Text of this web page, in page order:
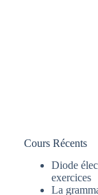
Cours Récents
Diode
exercices
La